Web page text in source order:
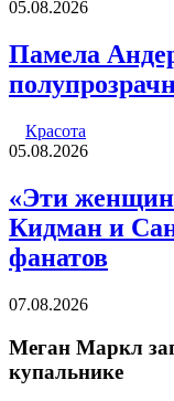
05.08.2026
Памела
Красота
05.08.2026
«Эти
Кидман и
фанатов
07.08.2026
Меган Маркл
купальнике